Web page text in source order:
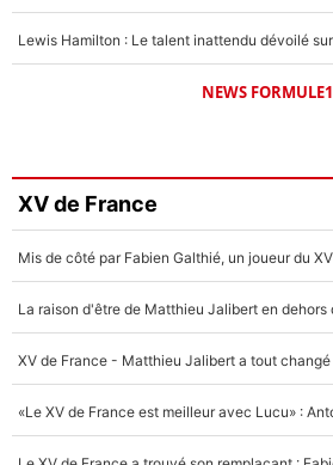
NEWS FORMULE1
XV de France